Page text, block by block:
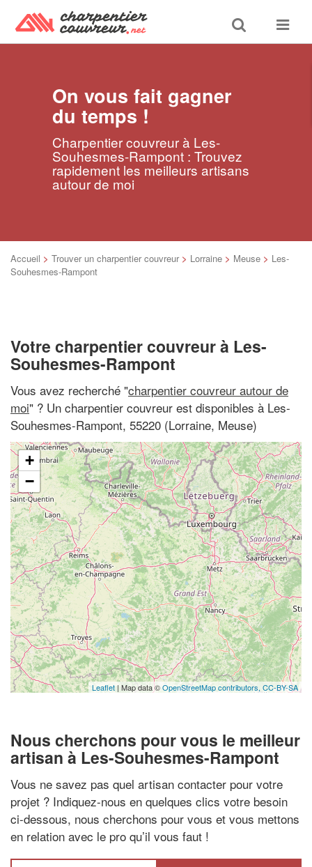
Toggle
search
Toggle
On vous fait gagner
du temps !
Charpentier couvreur à Les-
Souhesmes-Rampont : Trouvez
rapidement les meilleurs artisans
autour de moi
Accueil > Trouver un charpentier couvreur > Lorraine > Meuse > Les-
Souhesmes-Rampont
Votre charpentier couvreur à Les-
Souhesmes-Rampont
Vous avez recherché "charpentier couvreur autour de
moi" ? Un charpentier couvreur est disponibles à Les-
Souhesmes-Rampont, 55220 (Lorraine, Meuse)
+
−
Leaflet | Map data ©OpenStreetMap contributors, CC-BY-SA
Nous cherchons pour vous le meilleur
artisan à Les-Souhesmes-Rampont
Vous ne savez pas quel artisan contacter pour votre
projet ? Indiquez-nous en quelques clics votre besoin
ci-dessous, nous cherchons pour vous et vous mettons
en relation avec le pro qu’il vous faut !